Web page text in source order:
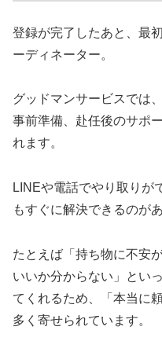
登録が完了したあと、最
ーディネーター。
グッドマンサービスでは
事前準備、赴任後のサポ
れます。
LINEや電話でやり取りが
もすぐに解決できるのが
たとえば「持ち物に不安
いいか分からない」とい
てくれるため、「本当に
多く寄せられています。